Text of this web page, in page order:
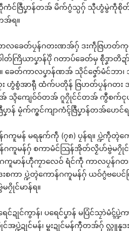
ကံင်ဇြဳပၞာန်တအ် မိက်ဂွံသ္ပဂှ် သီုဟွံမွဲကဵုစို
အ်ရ။
လခေတ်ပၠန်ဂတးဏအ်ဂှ် ဒးကဵုဇြဟတ်ကု
တ်ကြိယာပၞာန်ပိုဲ ဂတာပ်ခေတ်မှ စဵုဒၞာတိဍ
ခေတ်ကာလပၞာန်ဏအ် သိုင်ဇၞော်မံင်ဘာ၊
ဟွံစွံအာရီု ထံက်ပတိုန် ဇြဟတ်ပၠန်ဂတး
တအ် သ္ၚိကျေဝ်ဝ်တအ် ဂူဂၠိုင်င်တအ် ကွဳစ
န် မၠံက်က္ၜင်ကျာကံၚ်ဇြဳပၞာန်တအ်ဟေင်ရ
ကူမန် မရနုက်ကဵု (၇၈) ပၠန်ရ။ ပ္ဍဲကဵုတ္
ဂကူမန်ဂှ် စကာမံင်သြန်အိုတ်လၟိဟ်ဗွဲမဂၠိုင်
ာန်ဟီုကၠာလေဝ် ရံင်ကဵု ကာလပၠန်ဂတး
ာ ပ္ဍဲတ္ၚဲကောန်ဂကူမန်ဂှ် ယဝ်ဂွံဗပေင်
ဂၠိုင်မာန်ရ။
င်ဍုင်ကွာန်၊ ပရေင်ပၞာန် မပြံင်သၠာဲမံၚ်
ဍဲဍုင်မန်၊ မ္ရးဍုင်မန်ကီုတအ်ဂှ် လ္တူနူဒး